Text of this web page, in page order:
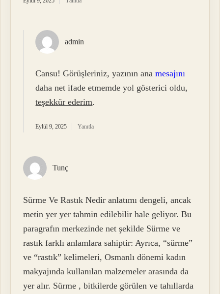
admin
Cansu! Görüşleriniz, yazının anamesajını
daha net ifade etmemde yol gösterici oldu,
teşekkür ederim.
Eylül 9, 2025 Yanıtla
Tunç
Sürme Ve Rastık Nedir anlatımı dengeli, ancak
metin yer yer tahmin edilebilir hale geliyor. Bu
paragrafın merkezinde net şekilde Sürme ve
rastık farklı anlamlara sahiptir: Ayrıca, “sürme”
ve “rastık” kelimeleri, Osmanlı dönemi kadın
makyajında kullanılan malzemeler arasında da
yer alır. Sürme , bitkilerde görülen ve tahıllarda